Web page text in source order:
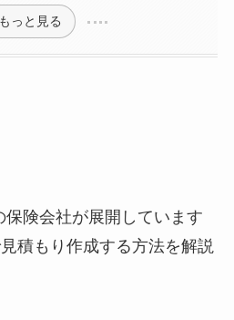
もっと見る
険会社が展開しています
積もり作成する方法を解説